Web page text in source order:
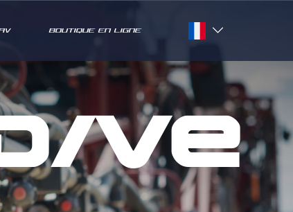
BOUTIQUE EN LIGNE
VE